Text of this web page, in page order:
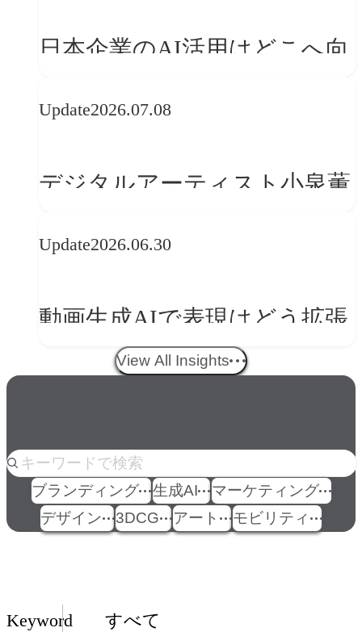
日本企業のAI活用はどこへ向
レンドに見る「人間中心」へ
Update2026.07.08
デジタルアーティスト小泉薫
ークフロー設計と「ノイズと
Update2026.06.30
動画生成AIで表現はどう拡張
する？映像ディレクター橋本
View All Insights
人気のkeyword
ブランディング 生成AI
マーケティング
デザイン
3DCG アート モビリティ
Insights一覧
Keyword すべて